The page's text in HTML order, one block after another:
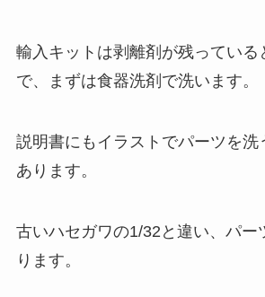
輸入キットは剥離剤が残っている
で、まずは食器洗剤で洗います。
説明書にもイラストでパーツを洗
あります。
古いハセガワの1/32と違い、パー
ります。